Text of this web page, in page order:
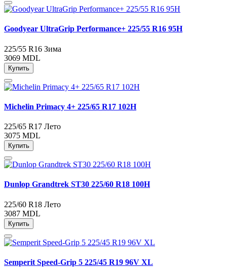
Goodyear UltraGrip Performance+ 225/55 R16 95H
225/55 R16 Зима
3069 MDL
Купить
Michelin Primacy 4+ 225/65 R17 102H
225/65 R17 Лето
3075 MDL
Купить
Dunlop Grandtrek ST30 225/60 R18 100H
225/60 R18 Лето
3087 MDL
Купить
Semperit Speed-Grip 5 225/45 R19 96V XL